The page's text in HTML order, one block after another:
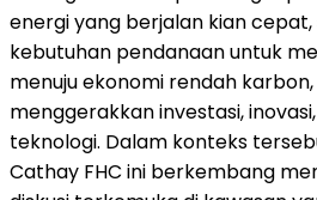
energi yang berjalan kian
kebutuhan pendanaan untuk
menuju ekonomi rendah
menggerakkan investasi,
teknologi. Dalam konteks
Cathay FHC ini berkembang